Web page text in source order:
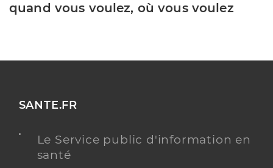
quand vous voulez, où vous voulez
SANTE.FR
Le Service public d'information en
santé